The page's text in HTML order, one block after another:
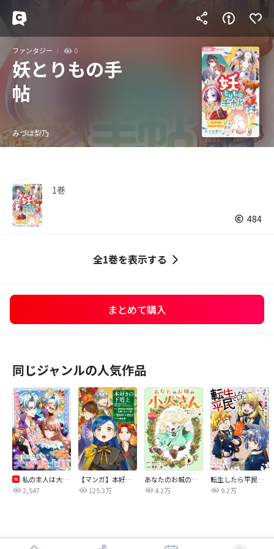
ファンタジー 0
妖とりもの手
帖
みづほ梨乃
1巻
484
全1巻を表示する
まとめて購入
同じジャンルの人気作品
私の主人は大きな犬系騎士様
2,547
【マンガ】本好きの下剋上 第四部
125.3万
あなたのお城の小人さん ～御飯下さい、働きますっ～（コミック）【分冊版】
4.2万
転生したら平民でした。～生活水準に耐えられないので貴族を目指します～（コミック）
9.2万